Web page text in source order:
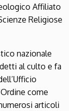
Affiliato
Religiose
nazionale
al culto e fa
come
articoli